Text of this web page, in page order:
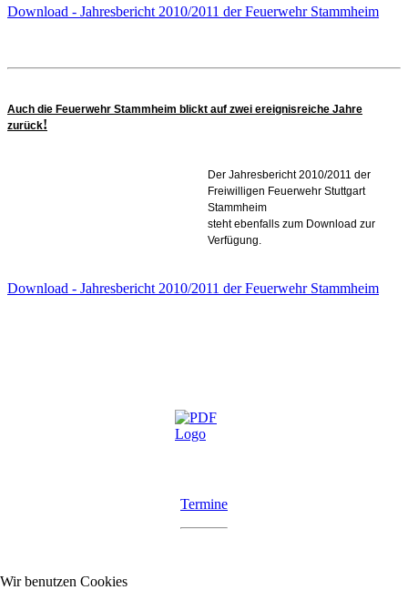
Download - Jahresbericht 2010/2011 der Feuerwehr Stammheim
Auch die Feuerwehr Stammheim blickt auf zwei ereignisreiche Jahre
zurück!
Der Jahresbericht 2010/2011 der
Freiwilligen Feuerwehr Stuttgart
Stammheim
steht ebenfalls zum Download zur
Verfügung.
Download - Jahresbericht 2010/2011 der Feuerwehr Stammheim
Termine
Wir benutzen Cookies